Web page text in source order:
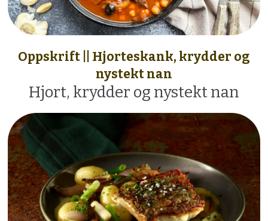
Oppskrift || Hjorteskank, krydder og
nystekt nan
Hjort, krydder og nystekt nan